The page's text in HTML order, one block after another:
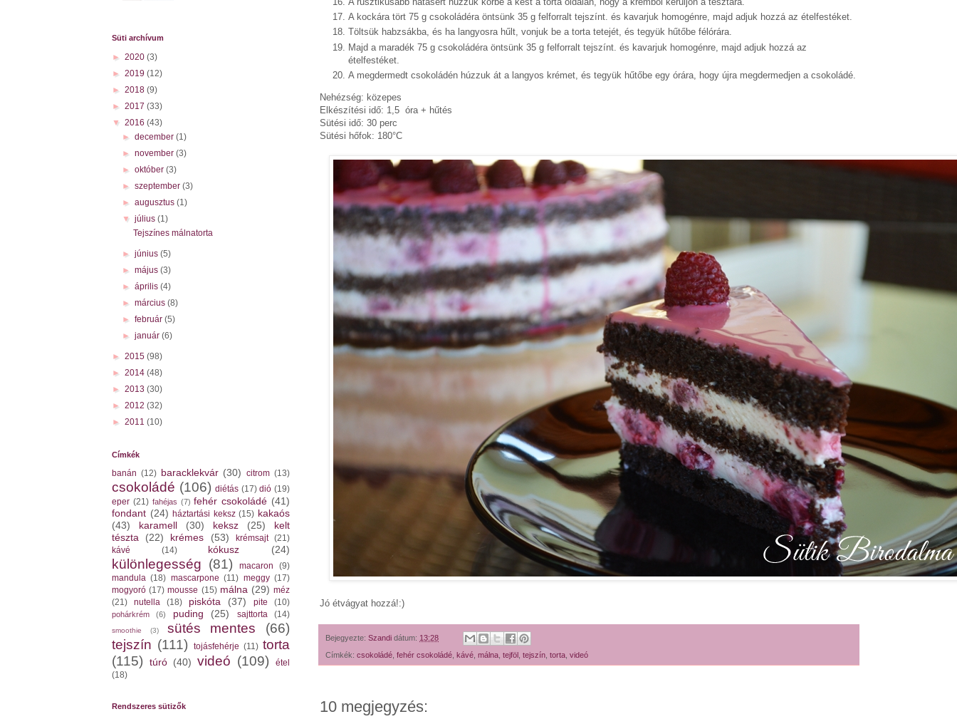
A kockára tört 75 g csokoládéra öntsünk 35 g felforralt tejszínt. és kavarjuk homogénre, majd adjuk hozzá az ételfestéket.
Töltsük habzsákba, és ha langyosra hűlt, vonjuk be a torta tetejét, és tegyük hűtőbe félórára.
Majd a maradék 75 g csokoládéra öntsünk 35 g felforralt tejszínt. és kavarjuk homogénre, majd adjuk hozzá az
ételfestéket.
A megdermedt csokoládén húzzuk át a langyos krémet, és tegyük hűtőbe egy órára, hogy újra megdermedjen a csokoládé.
Nehézség: közepes
Elkészítési idő: 1,5 óra + hűtés
Sütési idő: 30 perc
Sütési hőfok: 180°C
Jó étvágyat hozzá!:)
Bejegyezte: Szandi dátum: 13:28
Címkék: csokoládé, fehér csokoládé, kávé, málna, tejföl , tejszín, torta, videó
10 megjegyzés:
Süti archívum
► 2020 (3)
► 2019 (12)
► 2018 (9)
► 2017 (33)
▼ 2016 (43)
►december(1)
►november(3)
►október(3)
►szeptember(3)
►augusztus(1)
▼július(1)
Tejszínes málnatorta
►június(5)
►május(3)
►április(4)
►március(8)
►február(5)
►január(6)
► 2015 (98)
► 2014 (48)
► 2013 (30)
► 2012 (32)
► 2011 (10)
Címkék
banán (12) baracklekvár (30) citrom (13)
csokoládé (106) diétás (17) dió (19)
eper (21) fahéjas (7) fehér csokoládé (41)
fondant (24) háztartási keksz (15) kakaós
(43)
karamell (30) keksz (25)
kelt
tészta
(22) krémes (53) krémsajt (21)
kávé
(14) kókusz (24)
különlegesség (81) macaron
(9)
mandula (18) mascarpone (11) meggy (17)
mogyoró (17) mousse (15) málna (29) méz
(21)
nutella (18) piskóta (37) pite (10)
pohárkrém (6) puding (25) sajttorta (14)
smoothie (3) sütés mentes
(66)
tejszín (111) tojásfehérje (11) torta
(115)
túró (40) videó (109)
étel
(18)
Rendszeres sütizők